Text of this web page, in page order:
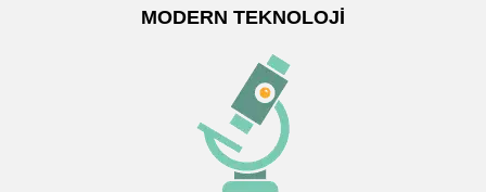
MODERN TEKNOLOJI